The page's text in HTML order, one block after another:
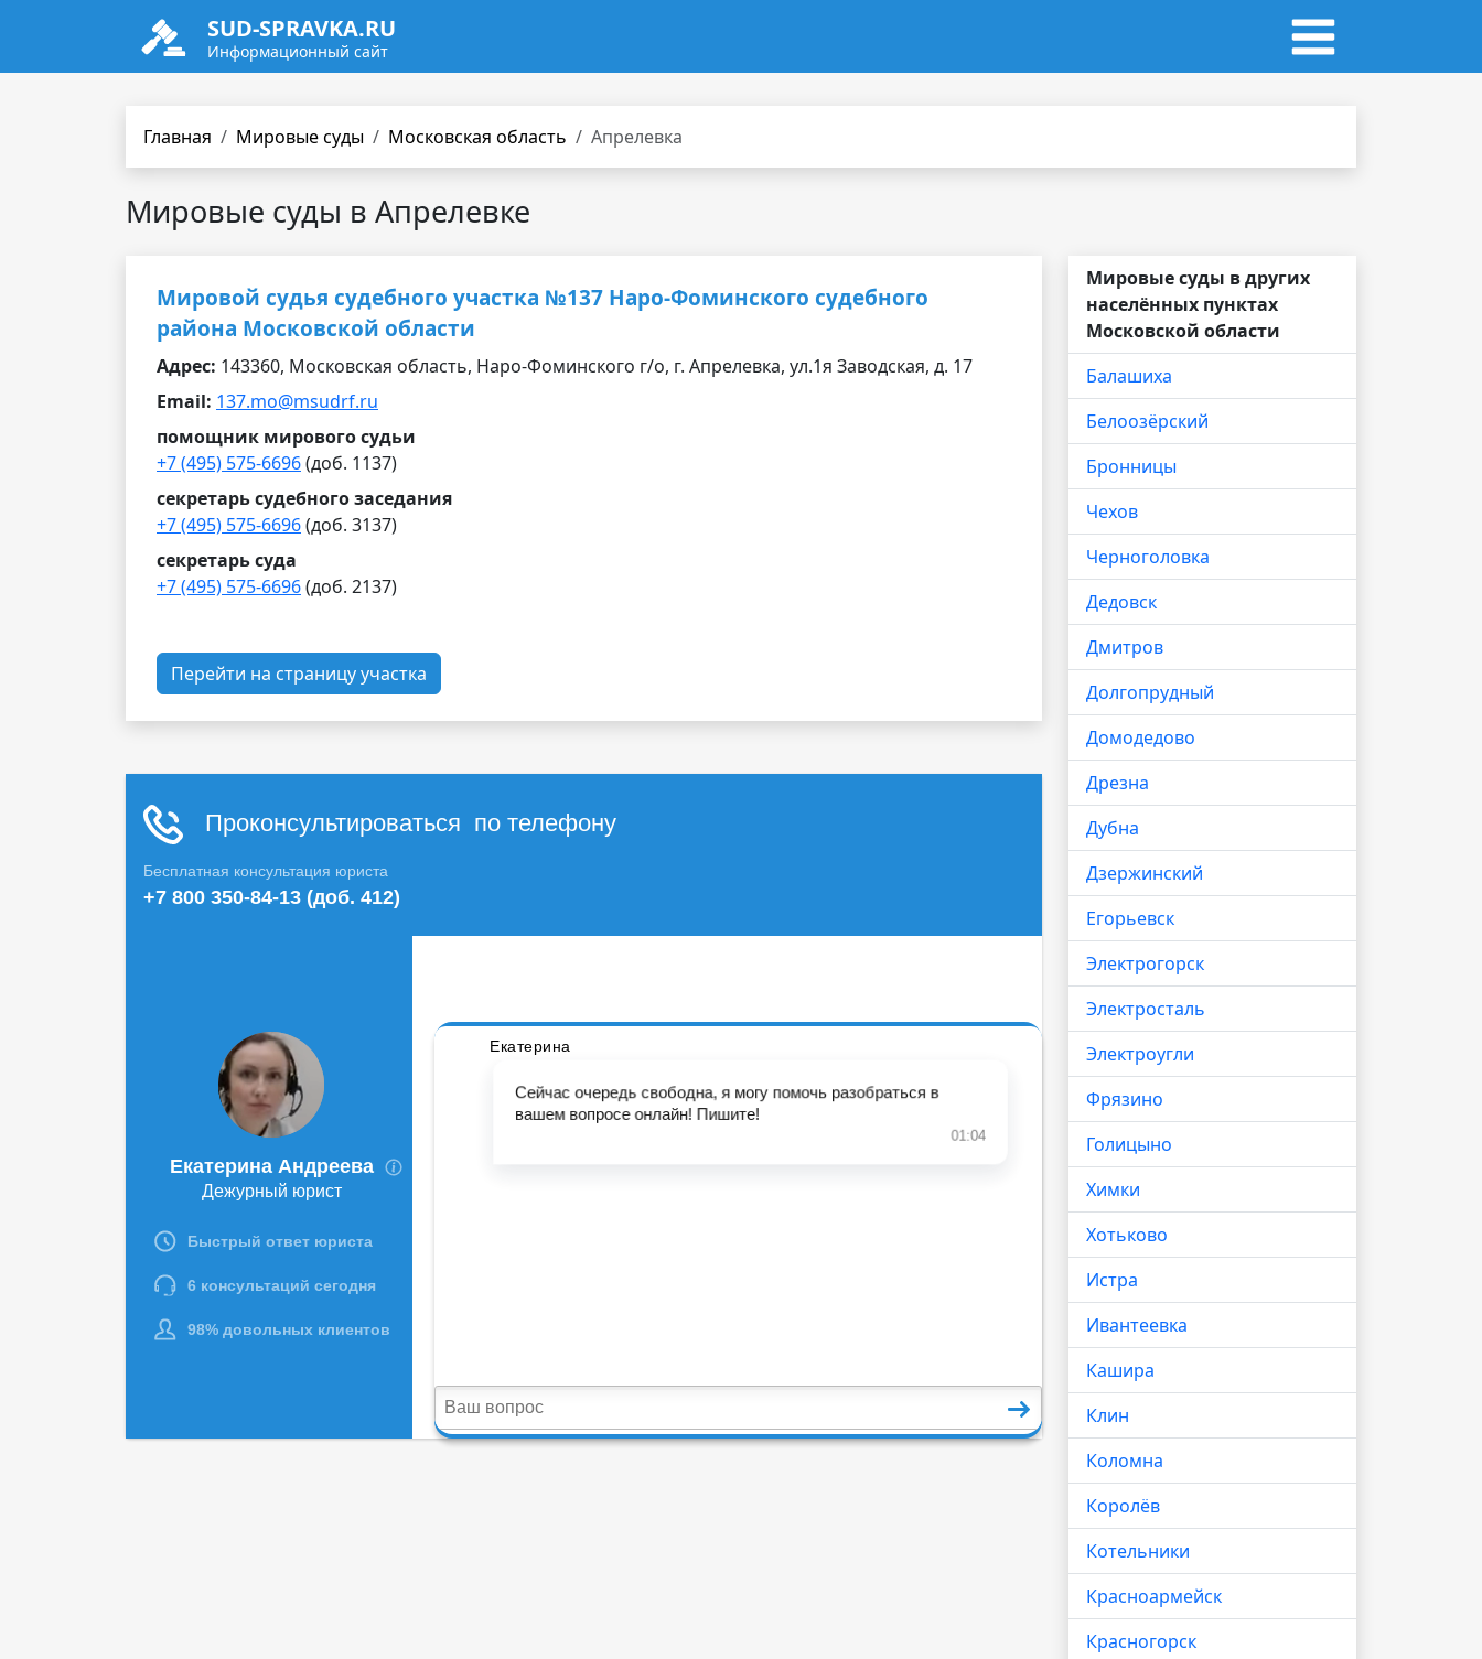
SUD-SPRAVKA.RU
Информационный сайт
Главная Мировые суды Московская область Апрелевка
Мировые суды в Апрелевке
Мировой судья судебного участка №137 Наро-Фоминского судебного
района Московской области
Адрес: 143360, Московская область, Наро-Фоминского г/о, г. Апрелевка, ул.1я Заводская, д. 17
Email: 137.mo@msudrf.ru
помощник мирового судьи
+7 (495) 575-6696(доб. 1137)
секретарь судебного заседания
+7 (495) 575-6696(доб. 3137)
секретарь суда
+7 (495) 575-6696(доб. 2137)
Перейти на страницу участка
Мировые суды в других
населённых пунктах
Московской области
Балашиха
Белоозёрский
Бронницы
Чехов
Черноголовка
Дедовск
Дмитров
Долгопрудный
Домодедово
Дрезна
Дубна
Дзержинский
Егорьевск
Электрогорск
Электросталь
Электроугли
Фрязино
Голицыно
Химки
Хотьково
Истра
Ивантеевка
Кашира
Клин
Коломна
Королёв
Котельники
Красноармейск
Красногорск